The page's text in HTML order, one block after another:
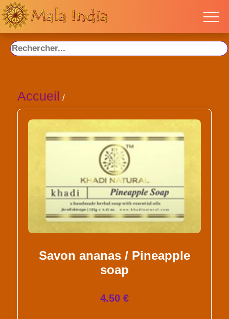
Accueil /
Savon ananas / Pineapple
soap
4.50 €